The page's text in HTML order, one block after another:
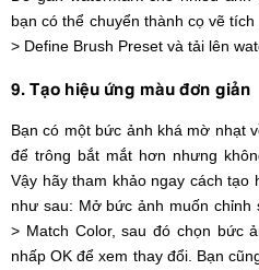
bạn có thể chuyển thành cọ vẽ
> Define Brush Preset và tải lên
9. Tạo hiệu ứng màu đơn giản
Bạn có một bức ảnh khá mờ nhạt
để trông bắt mắt hơn nhưng
Vậy hãy tham khảo ngay cách tạo
như sau: Mở bức ảnh muốn chỉnh
> Match Color, sau đó chọn bức
nhấp OK để xem thay đổi. Bạn